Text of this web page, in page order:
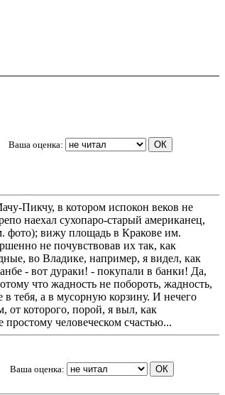
Ваша оценка:
Пикчу, в котором испокон веков не
наехал сухопаро-старый американец,
фото); вижу площадь в Кракове им.
не почувствовав их так, как
во Владике, например, я видел, как
- вот дураки! - покупали в банки! Да,
что жадность не побороть, жадность,
в тебя, а в мусорную корзину. И нечего
от которого, порой, я выл, как
человеческом счастью...
Ваша оценка: